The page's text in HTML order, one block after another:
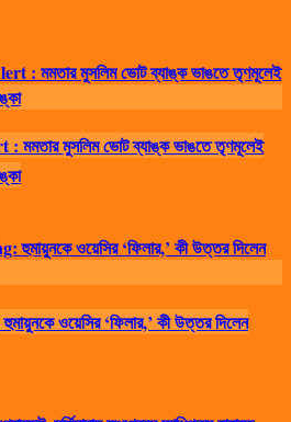
মুসলিম ভোট ব্যাঙ্ক ভাঙতে তৃণমূলেই
ওয়েসির ‘ফিলার,’ কী উত্তর দিলেন